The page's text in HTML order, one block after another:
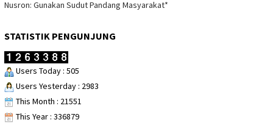
Nusron: Gunakan Sudut Pandang Masyarakat*
STATISTIK PENGUNJUNG
Users Today : 505
Users Yesterday : 2983
This Month : 21551
This Year : 336879